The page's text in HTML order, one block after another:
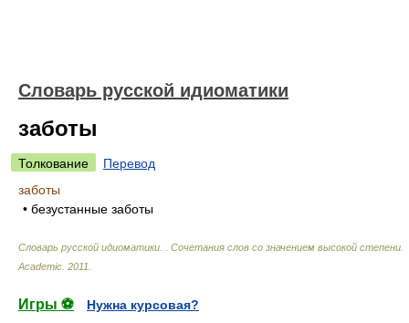
Словарь русской идиоматики
заботы
Толкование
Перевод
заботы
• безустанные заботы
Словарь русской идиоматики. . Сочетания слов со значением высокой степени
Academic 2011
Игры ⚽
Нужна курсовая?